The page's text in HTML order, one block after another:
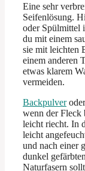
Eine sehr
Seifenlösung.
oder Spülmittel
du mit einem
sie mit leichten
einem anderen
etwas klarem
vermeiden.
Backpulver
wenn der Fleck
leicht riecht. In
leicht
und nach einer
dunkel
Naturfasern